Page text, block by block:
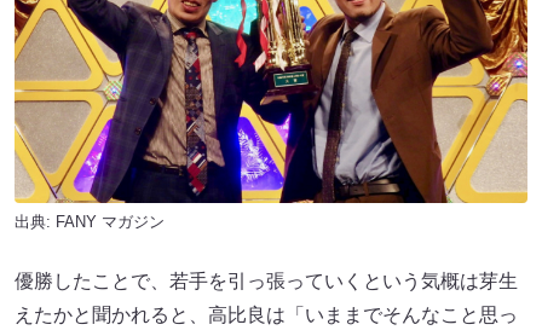
出典: FANY マガジン
優勝したことで、若手を引っ張っていくという気概は芽生
えたかと聞かれると、高比良は「いままでそんなこと思っ